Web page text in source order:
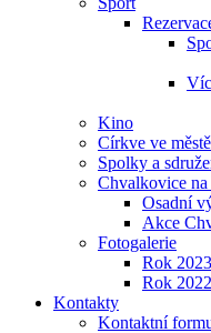
Kino
Církve ve městě
Spolky a
Chvalkovice na
Osadní
Akce
Fotogalerie
Rok 2023
Rok 2022
Kontakty
Kontaktní